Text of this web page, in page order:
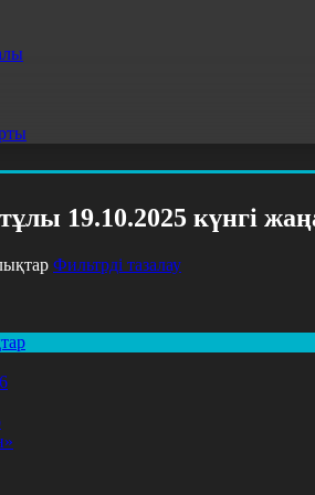
19.10.2025 күнгі
Фильтрді тазалау